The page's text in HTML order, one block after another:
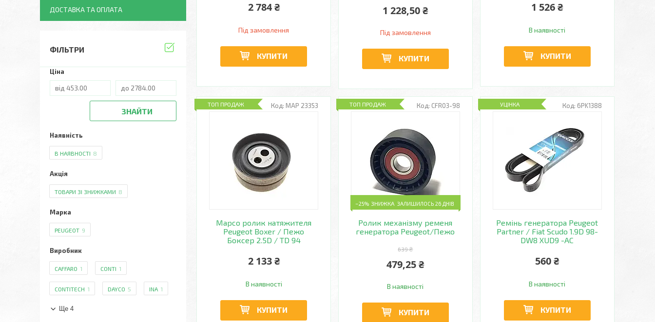
2 784 ₴
Під замовлення
КУПИТИ
1 228,50 ₴
Під замовлення
КУПИТИ
1 526 ₴
В наявності
КУПИТИ
MAP 23353
ТОП ПРОДАЖ
Mapco ролик натяжителя
Peugeot Boxer / Пежо
Боксер 2.5D / TD 94
2 133 ₴
В наявності
КУПИТИ
CFR03-98
ТОП ПРОДАЖ
–25% ЗАЛИШИЛОСЬ 26 ДНІВ
Ролик механізму ременя
генератора Peugeot/Пежо
639 ₴
479,25 ₴
В наявності
КУПИТИ
6PK1388
УЦІНКА
Ремінь генератора Peugeot
Partner / Fiat Scudo 1.9D 98-
DW8 XUD9 -AC
560 ₴
В наявності
КУПИТИ
ДОСТАВКА ТА ОПЛАТА
ФІЛЬТРИ
Ціна
ЗНАЙТИ
Наявність
В НАЯВНОСТІ 8
Акція
ТОВАРИ ЗІ ЗНИЖКАМИ 8
Марка
PEUGEOT 9
Виробник
CAFFARO 1 CONTI 1
CONTITECH 1 DAYCO 5 INA 1
Ще 4